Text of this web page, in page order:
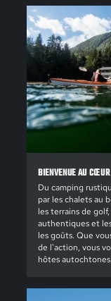
BIENVENUE AU
Du camping
par les chalets au
les terrains de
authentiques et
les goûts. Que
de l'action, vous
hôtes autochtones.